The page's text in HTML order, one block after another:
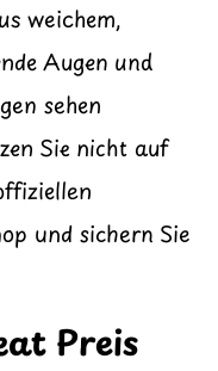
weichem,
Augen und
sehen
Sie nicht auf
und sichern Sie
Preis